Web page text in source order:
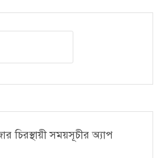
চিরস্থায়ী সময়সূচীর অ্যাপ